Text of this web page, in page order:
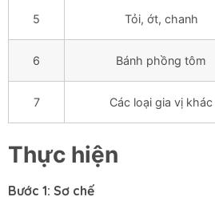
5 Tỏi, ớt, chanh
6 Bánh phồng tôm
7 Các loại gia vị khác
Thực hiện
Bước 1: Sơ chế